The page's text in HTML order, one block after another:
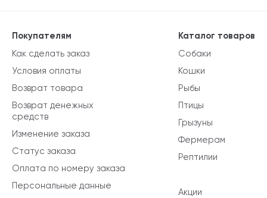
Каталог товаров
Собаки
Кошки
Рыбы
Птицы
Грызуны
Фермерам
Рептилии
Акции
Покупателям
Как сделать заказ
Условия оплаты
Возврат товара
Возврат денежных
средств
Изменение заказа
Статус заказа
Оплата по номеру заказа
Персональные данные